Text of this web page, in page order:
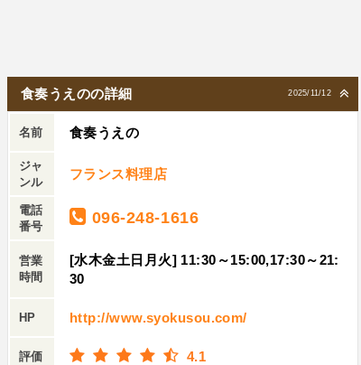
2025/11/12
食奏うえのの詳細
名前 食奏うえの
ジャ
ンル
フランス料理店
電話
番号
096-248-1616
営業
時間
[水木金土日月火] 11:30～15:00,17:30～21:
30
HP http://www.syokusou.com/
評価 4.1